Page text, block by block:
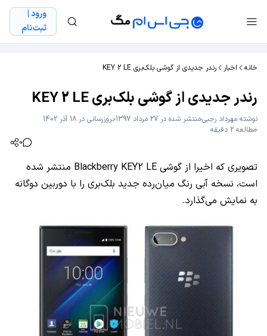
ورود |
ثبت‌نام
خانه اخبار رندر جدیدی از گوشی بلک‌بری KEY 2 LE
رندر جدیدی از گوشی بلک‌بری KEY 2 LE
نوشته مهرداد رجبیمنتشر شده در 27 مرداد 1397
بروزرسانی در 18 آذر 1402
مطالعه 2 دقیقه
0
تصویری که اخیرا از گوشی Blackberry KEY2 LE منتشر شده
است، نسخه آبی‌ رنگ میان‌رده جدید بلک‌بری را با دوربین دوگانه
به نمایش می‌گذارد.